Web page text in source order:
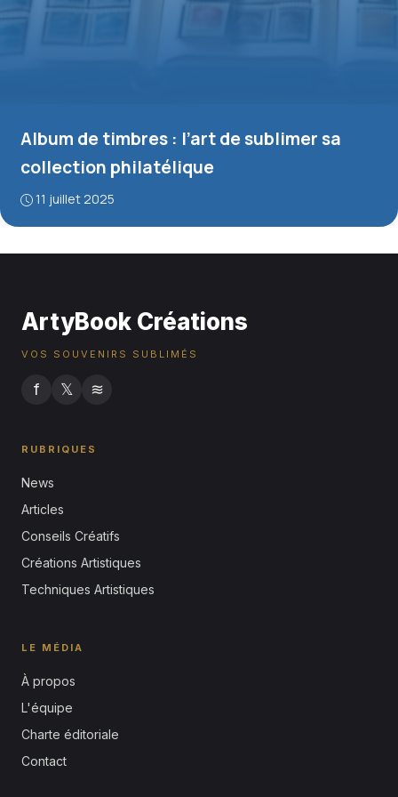
Album de timbres : l’art de sublimer sa
collection philatélique
11 juillet 2025
ArtyBook Créations
VOS SOUVENIRS SUBLIMÉS
f 𝕏 ≋
RUBRIQUES
News
Articles
Conseils Créatifs
Créations Artistiques
Techniques Artistiques
LE MÉDIA
À propos
L'équipe
Charte éditoriale
Contact